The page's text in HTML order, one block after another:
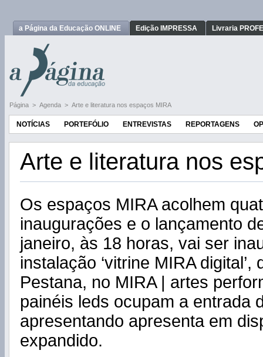
a Página da Educação ONLINE Edição IMPRESSA Livraria
Página > Agenda > Arte e literatura nos espaços MIRA
NOTÍCIAS PORTEFÓLIO ENTREVISTAS REPORTAGENS
Arte e literatura nos
Os espaços MIRA acolhem
inaugurações e o lançamento
janeiro, às 18 horas, vai ser
instalação ‘vitrine MIRA digital’,
Pestana, no MIRA | artes
painéis leds ocupam a entrada
apresentando apresenta em
expandido.